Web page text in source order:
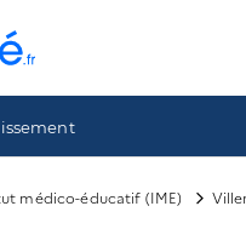
médico-éducatif (IME)